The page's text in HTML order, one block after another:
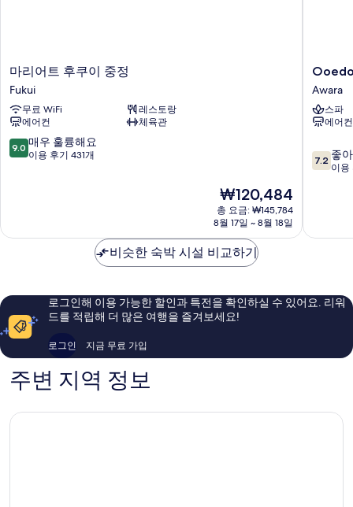
마
리
어
트
후
쿠
이
마리어트 후쿠이 중정
Fukui
무료 WiFi
레스토랑
에어컨
체육관
10
점
매
해
이
용
431
9.0 매우 훌륭해요
이용 후기 431개
현
재
요
₩120,484
₩120,484
총 요금: ₩145,784
8월 17일 ~ 8월 18일
Ooedo
Onsen
Awara
Awara
Awara
스파
에어컨
10
점
점,
이
용
7.2 좋
이용
비슷한 숙박 시설 비교하기
로그인해 이용 가능한 할인과 특전을 확인하실 수 있어요. 리워
드를 적립해 더 많은 여행을 즐겨보세요!
로그인 지금 무료 가입
주변 지역 정보